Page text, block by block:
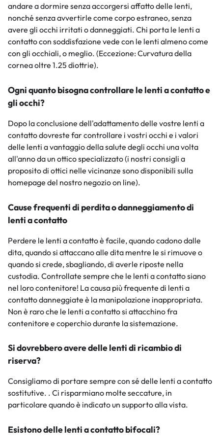
andare a dormire senza accorgersi affatto delle lenti,
nonché senza avvertirle come corpo estraneo, senza
avere gli occhi irritati o danneggiati. Chi porta le lenti a
contatto con soddisfazione vede con le lenti almeno come
con gli occhiali, o meglio. (Eccezione: Curvatura della
cornea oltre 1.25 diottrie).
Ogni quanto bisogna controllare le lenti a contatto e
gli occhi?
Dopo la conclusione dell'adattamento delle vostre lenti a
contatto dovreste far controllare i vostri occhi e i valori
delle lenti a vantaggio della salute degli occhi una volta
all'anno da un ottico specializzato (i nostri consigli a
proposito di ottici nelle vicinanze sono disponibili sulla
homepage del nostro negozio on line).
Cause frequenti di perdita o danneggiamento di
lenti a contatto
Perdere le lenti a contatto è facile, quando cadono dalle
dita, quando si attaccano alle dita mentre le si rimuove o
quando si crede, sbagliando, di averle riposte nella
custodia. Controllate sempre che le lenti a contatto siano
nel loro contenitore! La causa più frequente di lenti a
contatto danneggiate è la manipolazione inappropriata.
Non è raro che le lenti a contatto si attacchino fra
contenitore e coperchio durante la sistemazione.
Si dovrebbero avere delle lenti di ricambio di
riserva?
Consigliamo di portare sempre con sé delle lenti a contatto
sostitutive. . Ci risparmiano molte seccature, in
particolare quando è indicato un supporto alla vista.
Esistono delle lenti a contatto bifocali?